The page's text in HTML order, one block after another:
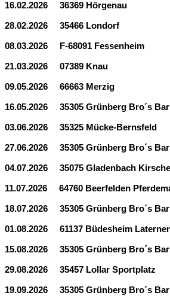
16.02.2026 36369 Hörgenau
28.02.2026 35466 Londorf
08.03.2026 F-68091 Fessenheim
21.03.2026 07389 Knau
09.05.2026 66663 Merzig
16.05.2026 35305 Grünberg Bro´s Bar
03.06.2026 35325 Mücke-Bernsfeld
27.06.2026 35305 Grünberg Bro´s Bar
04.07.2026 35075 Gladenbach
11.07.2026 64760 Beerfelden
18.07.2026 35305 Grünberg Bro´s Bar
01.08.2026 61137 Büdesheim
15.08.2026 35305 Grünberg Bro´s Bar
29.08.2026 35457 Lollar Sportplatz
19.09.2026 35305 Grünberg Bro´s Bar